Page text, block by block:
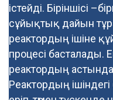
істейді. Біріншісі
сұйықтық дайын
реактордың ішіне
процесі басталады.
реактордың
Реактордың